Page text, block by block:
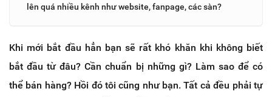
lên quá nhiều kênh như website, fanpage, các sàn?
Khi mới bắt đầu hẳn bạn sẽ rất khó khăn khi không biết
bắt đầu từ đâu? Cần chuẩn bị những gì? Làm sao để có
thể bán hàng? Hồi đó tôi cũng như bạn. Tất cả đều phải tự